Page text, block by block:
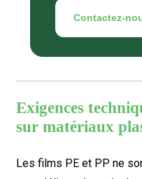
Contactez-
Exigences
sur matériaux
Les films PE et PP ne